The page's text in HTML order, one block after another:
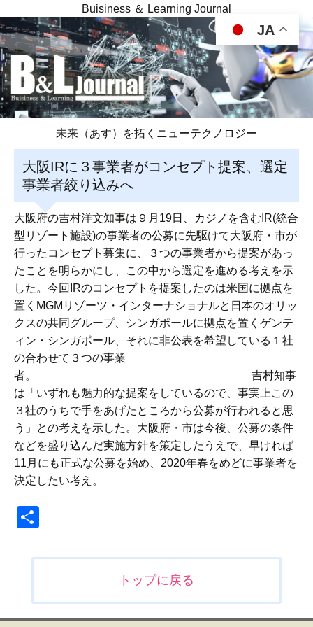
Buisiness ＆ Learning Journal
未来（あす）を拓くニューテクノロジー
大阪IRに３事業者がコンセプト提案、選定
事業者絞り込みへ
大阪府の吉村洋文知事は９月19日、カジノを含むIR(統合
型リゾート施設)の事業者の公募に先駆けて大阪府・市が
行ったコンセプト募集に、３つの事業者から提案があっ
たことを明らかにし、この中から選定を進める考えを示
した。今回IRのコンセプトを提案したのは米国に拠点を
置くMGMリゾーツ・インターナショナルと日本のオリッ
クスの共同グループ、シンガポールに拠点を置くゲンテ
ィン・シンガポール、それに非公表を希望している１社
の合わせて３つの事業
者。 吉村知事
は「いずれも魅力的な提案をしているので、事実上この
３社のうちで手をあげたところから公募が行われると思
う」との考えを示した。大阪府・市は今後、公募の条件
などを盛り込んだ実施方針を策定したうえで、早ければ
11月にも正式な公募を始め、2020年春をめどに事業者を
決定したい考え。
ビ
トップに戻る
JA